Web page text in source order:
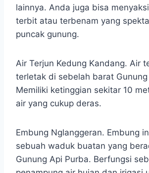
lainnya. Anda juga bisa
terbit atau terbenam yang
puncak gunung.
Air Terjun Kedung Kandang. Air
terletak di sebelah barat
Memiliki ketinggian sekitar 10
air yang cukup deras.
Embung Nglanggeran. Embung
sebuah waduk buatan yang
Gunung Api Purba. Berfungsi